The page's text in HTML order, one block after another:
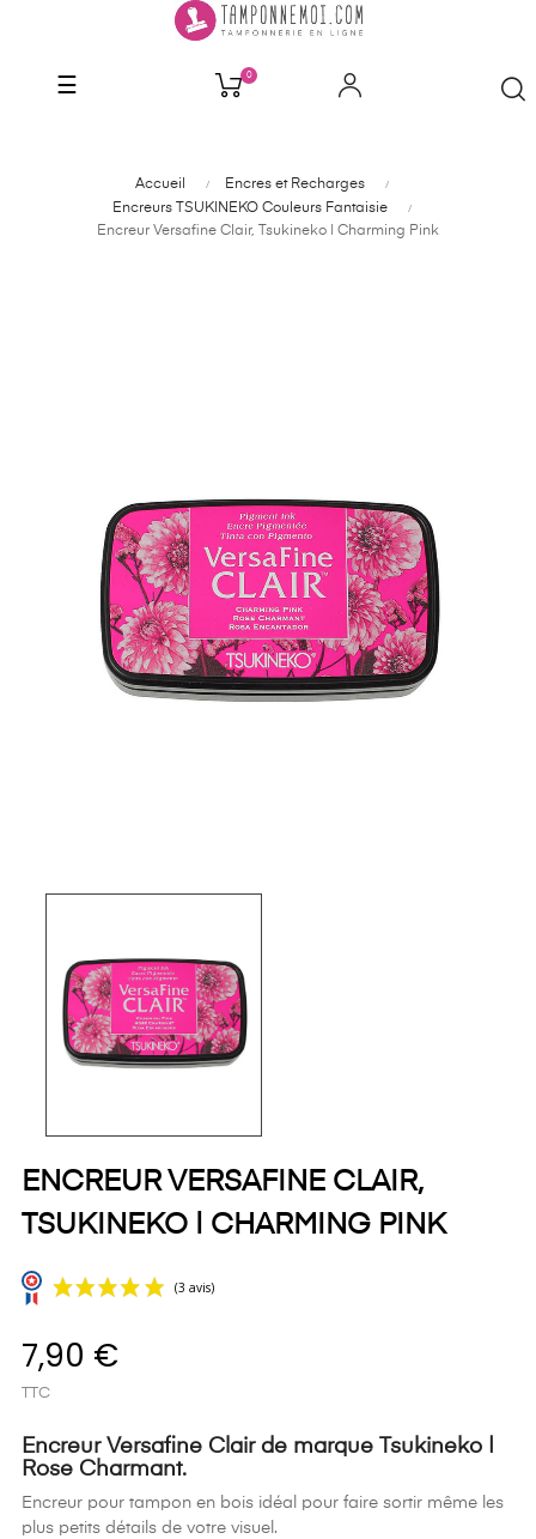
Basculer
☰ 0
Accueil
Encres et Recharges
Encreurs TSUKINEKO Couleurs Fantaisie
Encreur Versafine Clair, Tsukineko | Charming Pink
ENCREUR VERSAFINE CLAIR,
TSUKINEKO | CHARMING PINK
(3 avis)
7,90 €
TTC
Encreur Versafine Clair de marque Tsukineko |
Rose Charmant.
Encreur pour tampon en bois idéal pour faire sortir même les
plus petits détails de votre visuel.